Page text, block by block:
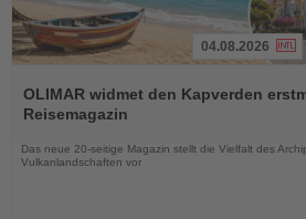
Sie
die
Nachrichten
04.08.2026
OLIMAR widmet den Kapverden
Reisemagazin
Das neue 20-seitige Magazin stellt die Vielfalt des
Vulkanlandschaften vor